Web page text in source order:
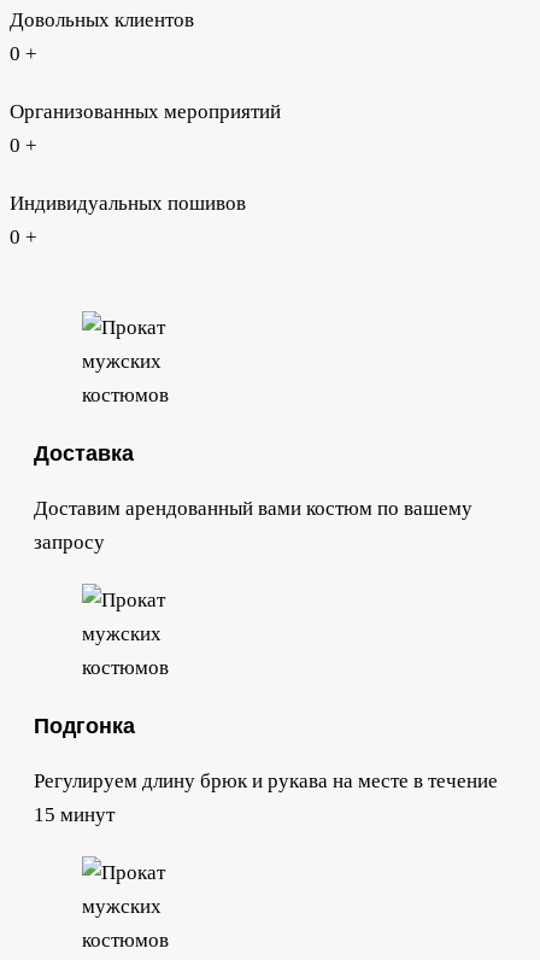
Довольных клиентов
0 +
Организованных мероприятий​
0 +
Индивидуальных пошивов​
0 +
Доставка
Доставим арендованный вами костюм по вашему
запросу
Подгонка
Регулируем длину брюк и рукава на месте в течение
15 минут